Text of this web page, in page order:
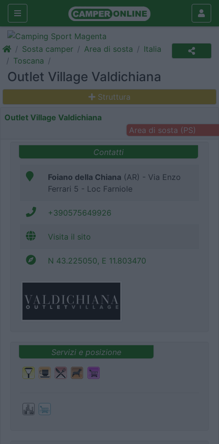
Sosta camper Area di sosta
Italia
Toscana
Outlet Village Valdichiana
Struttura
Outlet Village Valdichiana
Area di sosta (PS)
Contatti
Foiano della Chiana (AR) - Via Enzo
Ferrari 5 - Loc Farniole
+390575649926
Visita il sito
N 43.225050, E 11.803470
Servizi e posizione